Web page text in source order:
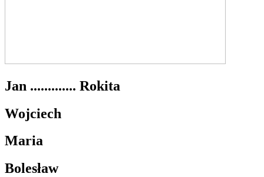
Jan ............. Rokita
Wojciech
Maria
Bolesław